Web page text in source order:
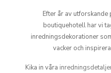
Efter år av
boutiquehotell har vi
inredningsdekorationer
vacker och
Kika in våra